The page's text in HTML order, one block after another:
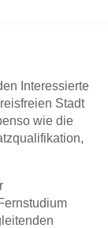
Interessierte
Stadt
wie die